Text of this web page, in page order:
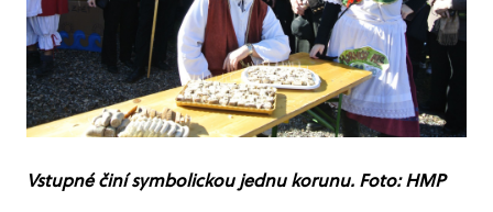
Vstupné činí symbolickou jednu korunu. Foto: HMP